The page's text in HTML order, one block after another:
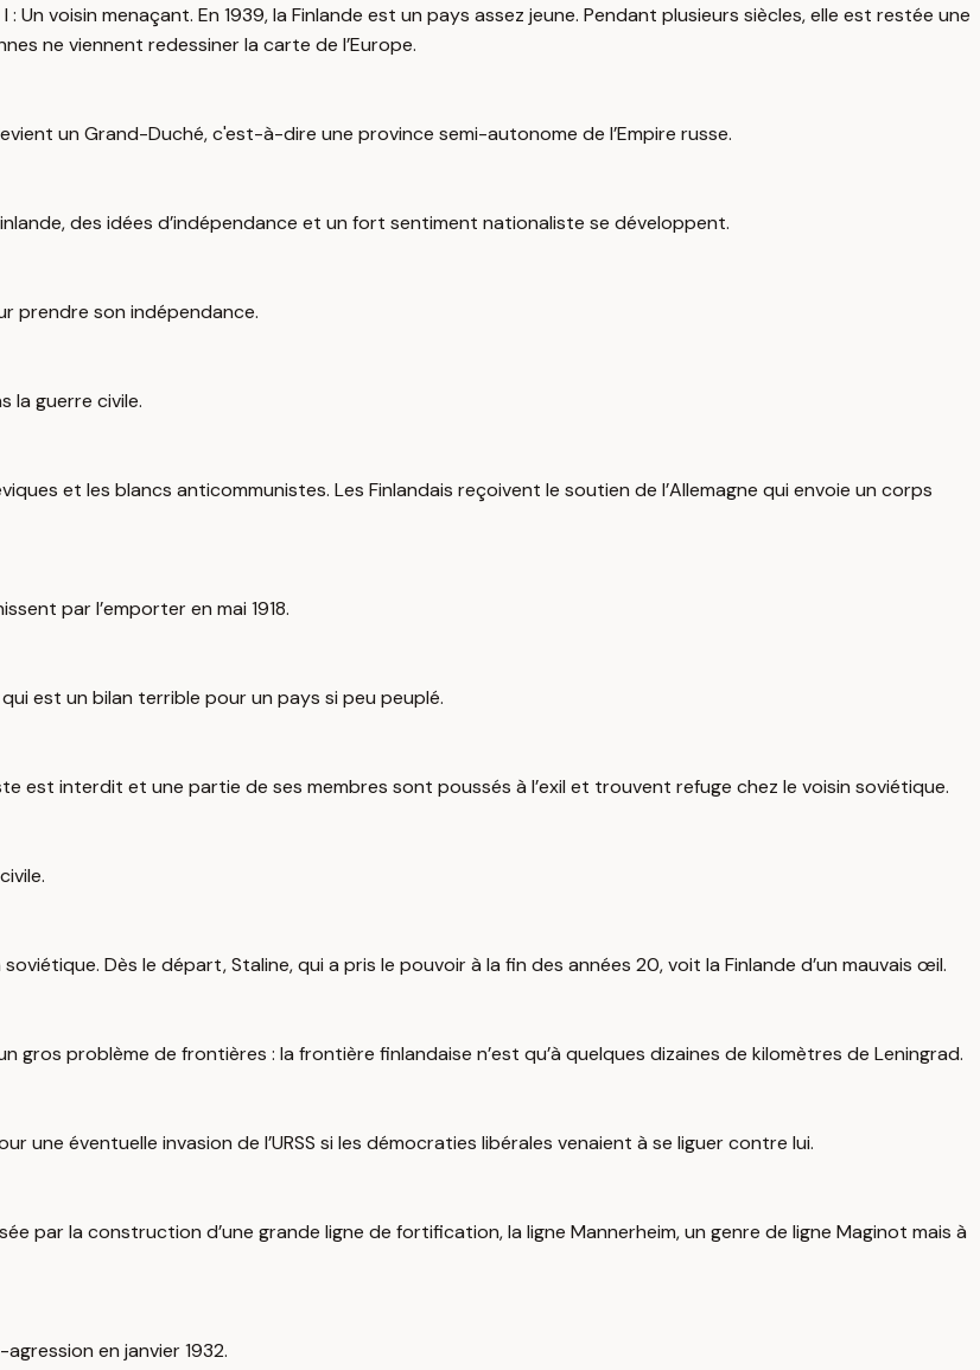
voisin menaçant. En 1939, la Finlande est un pays assez jeune. Pendant plusieurs siècles, elle est restée une
ne viennent redessiner la carte de l’Europe.
un Grand-Duché, c'est-à-dire une province semi-autonome de l’Empire russe.
des idées d’indépendance et un fort sentiment nationaliste se développent.
prendre son indépendance.
la guerre civile.
et les blancs anticommunistes. Les Finlandais reçoivent le soutien de l’Allemagne qui envoie un corps
par l’emporter en mai 1918.
est un bilan terrible pour un pays si peu peuplé.
est interdit et une partie de ses membres sont poussés à l’exil et trouvent refuge chez le voisin soviétique.
Dès le départ, Staline, qui a pris le pouvoir à la fin des années 20, voit la Finlande d’un mauvais œil.
gros problème de frontières : la frontière finlandaise n’est qu’à quelques dizaines de kilomètres de Leningrad.
une éventuelle invasion de l’URSS si les démocraties libérales venaient à se liguer contre lui.
par la construction d’une grande ligne de fortification, la ligne Mannerheim, un genre de ligne Maginot mais à
en janvier 1932.